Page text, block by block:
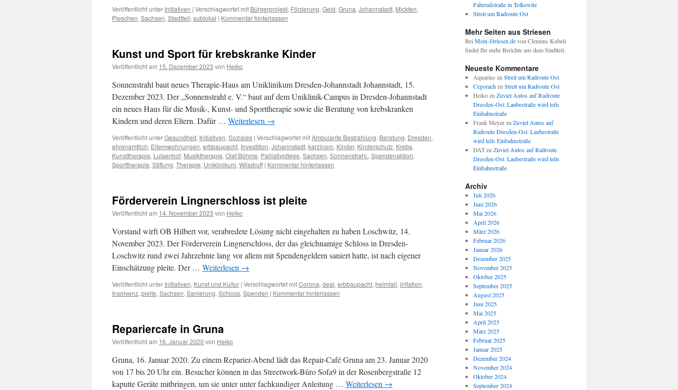
Veröffentlicht unter Initiativen | Verschlagwortet mit Bürgerprojekt, Förderung, Geld, Gruna, Johannstadt, Mickten,
Pieschen, Sachsen, Stadtteil, sublokal | Kommentar hinterlassen
Kunst und Sport für krebskranke Kinder
Veröffentlicht am 15. Dezember 2023 von Heiko
Sonnenstrahl baut neues Therapie-Haus am Uniklinikum Dresden-Johannstadt Johannstadt, 15.
Dezember 2023. Der „Sonnenstrahl e. V.“ baut auf dem Uniklinik-Campus in Dresden-Johannstadt
ein neues Haus für die Musik-, Kunst- und Sporttherapie sowie die Beratung von krebskranken
Kindern und deren Eltern. Dafür … Weiterlesen →
Veröffentlicht unterGesundheit, Initiativen, Soziales | Verschlagwortet mitAmbulante Bestrahlung, Beratung, Dresden,
ehrenamtlich, Elternwohnungen, erbbaupacht, Investition, Johannstadt, karzinom, Kinder, Kinderschutz, Krebs,
Kunsttherapie, Luisenhof, Musiktherapie, Olaf Böhme, Palliativpflege, Sachsen, Sonnenstrahl., Spendenaktion,
Sporttherapie, Stiftung, Therapie, Uniklinikum, Wilsdruff | Kommentar hinterlassen
Förderverein Lingnerschloss ist pleite
Veröffentlicht am 14. November 2023 von Heiko
Vorstand wirft OB Hilbert vor, verabredete Lösung nicht eingehalten zu haben Loschwitz, 14.
November 2023. Der Förderverein Lingnerschloss, der das gleichnamige Schloss in Dresden-
Loschwitz rund zwei Jahrzehnte lang vor allem mit Spendengeldern saniert hatte, ist nach eigener
Einschätzung pleite. Der … Weiterlesen →
Veröffentlicht unter Initiativen, Kunst und Kultur | Verschlagwortet mitCorona, deal, erbbaupacht, heimfall, inflation,
Insolvenz, pleite, Sachsen, Sanierung, Schloss, Spenden | Kommentar hinterlassen
Repariercafe in Gruna
Veröffentlicht am 16. Januar 2020 von Heiko
Gruna, 16. Januar 2020. Zu einem Reparier-Abend lädt das Repair-Café Gruna am 23. Januar 2020
von 17 bis 20 Uhr ein. Besucher können in das Streetwork-Büro Sofa9 in der Rosenbergstraße 12
kaputte Geräte mitbringen, um sie unter unter fachkundiger Anleitung … Weiterlesen →
Fahrradstraße in Tolkewitz
Streit um Radroute Ost
Mehr Seiten aus Striesen
Bei Mein-Striesen.devon Clemens Kubeil
findet Ihr mehr Berichte aus dem Stadtteil.
Neueste Kommentare
Aquarius zu Streit um Radroute Ost
Cegorachzu Streit um Radroute Ost
Heikozu Zuviel Autos auf Radroute
Dresden-Ost: Laubestraße wird teils
Einbahnstraße
Frank Meyerzu Zuviel Autos auf
Radroute Dresden-Ost: Laubestraße
wird teils Einbahnstraße
DATzu Zuviel Autos auf Radroute
Dresden-Ost: Laubestraße wird teils
Einbahnstraße
Archiv
Juli 2026
Juni 2026
Mai 2026
April 2026
März 2026
Februar 2026
Januar 2026
Dezember 2025
November 2025
Oktober 2025
September 2025
August 2025
Juni 2025
Mai 2025
April 2025
März 2025
Februar 2025
Januar 2025
Dezember 2024
November 2024
Oktober 2024
September 2024